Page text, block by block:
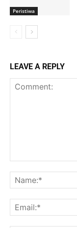
Peristiwa
LEAVE A REPLY